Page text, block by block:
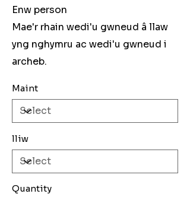
Enw person
Mae'r rhain wedi'u gwneud â llaw
yng nghymru ac wedi'u gwneud i
archeb.
Maint
lliw
Quantity